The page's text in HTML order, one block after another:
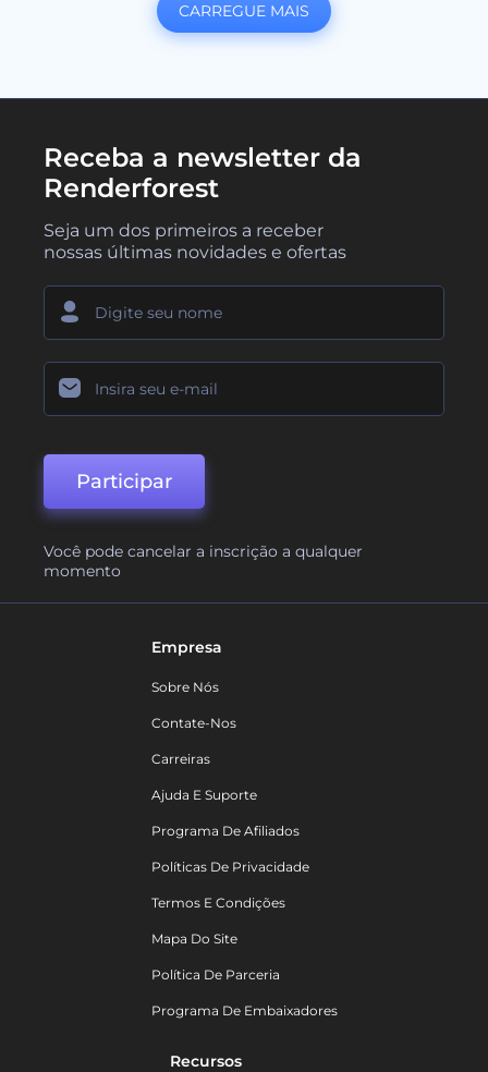
CARREGUE MAIS
Receba a newsletter da
Renderforest
Seja um dos primeiros a receber
nossas últimas novidades e ofertas
Participar
Você pode cancelar a inscrição a qualquer
momento
Empresa
Sobre Nós
Contate-Nos
Carreiras
Ajuda E Suporte
Programa De Afiliados
Políticas De Privacidade
Termos E Condições
Mapa Do Site
Política De Parceria
Programa De Embaixadores
Recursos